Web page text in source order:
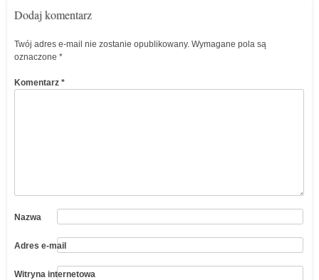
Dodaj komentarz
Twój adres e-mail nie zostanie opublikowany. Wymagane pola są
oznaczone *
Komentarz *
Nazwa
Adres e-mail
Witryna internetowa